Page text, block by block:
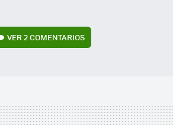
VER2 COMENTARIOS